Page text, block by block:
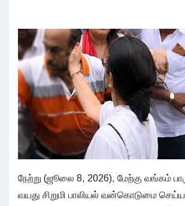
நேற்று (ஜூலை 8, 2026), மேற்கு வங்கம்
வயது சிறுமி பாலியல் வன்கொடுமை